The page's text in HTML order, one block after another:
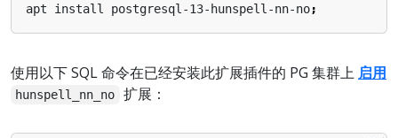
apt install postgresql-13-hunspell-nn-no;
使用以下 SQL 命令在已经安装此扩展插件的 PG 集群上 启用
hunspell_nn_no 扩展：